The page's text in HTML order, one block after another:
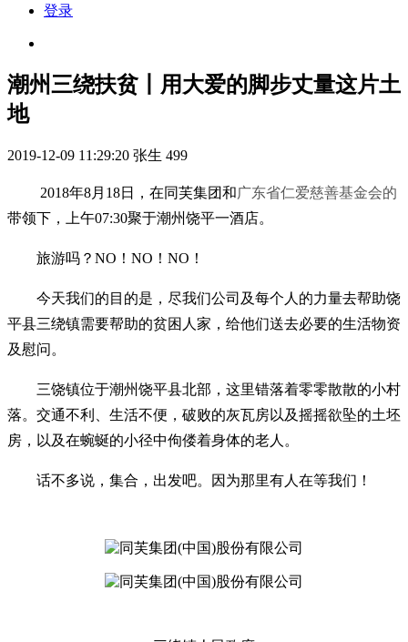
登录
潮州三绕扶贫丨用大爱的脚步丈量这片土
地
2019-12-09 11:29:20 张生 499
2018年8月18日，在同芙集团和广东省仁爱慈善基金会的
带领下，上午07:30聚于潮州饶平一酒店。
旅游吗？NO！ NO！NO！
今天我们的目的是，尽我们公司及每个人的力量去帮助饶
平县三绕镇需要帮助的贫困人家，给他们送去必要的生活物资
及慰问。
三饶镇位于潮州饶平县北部，这里错落着零零散散的小村
落。交通不利、生活不便，破败的灰瓦房以及摇摇欲坠的土坯
房，以及在蜿蜒的小径中佝偻着身体的老人。
话不多说，集合，出发吧。因为那里有人在等我们！